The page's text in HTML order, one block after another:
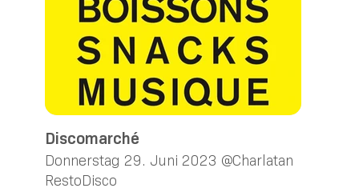
Discomarché
Donnerstag 29. Juni 2023 @Charlatan
RestoDisco